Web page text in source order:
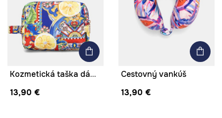
Kozmetická taška dámska s motívom ovocia
13,90 €
Cestovný vankúš
13,90 €